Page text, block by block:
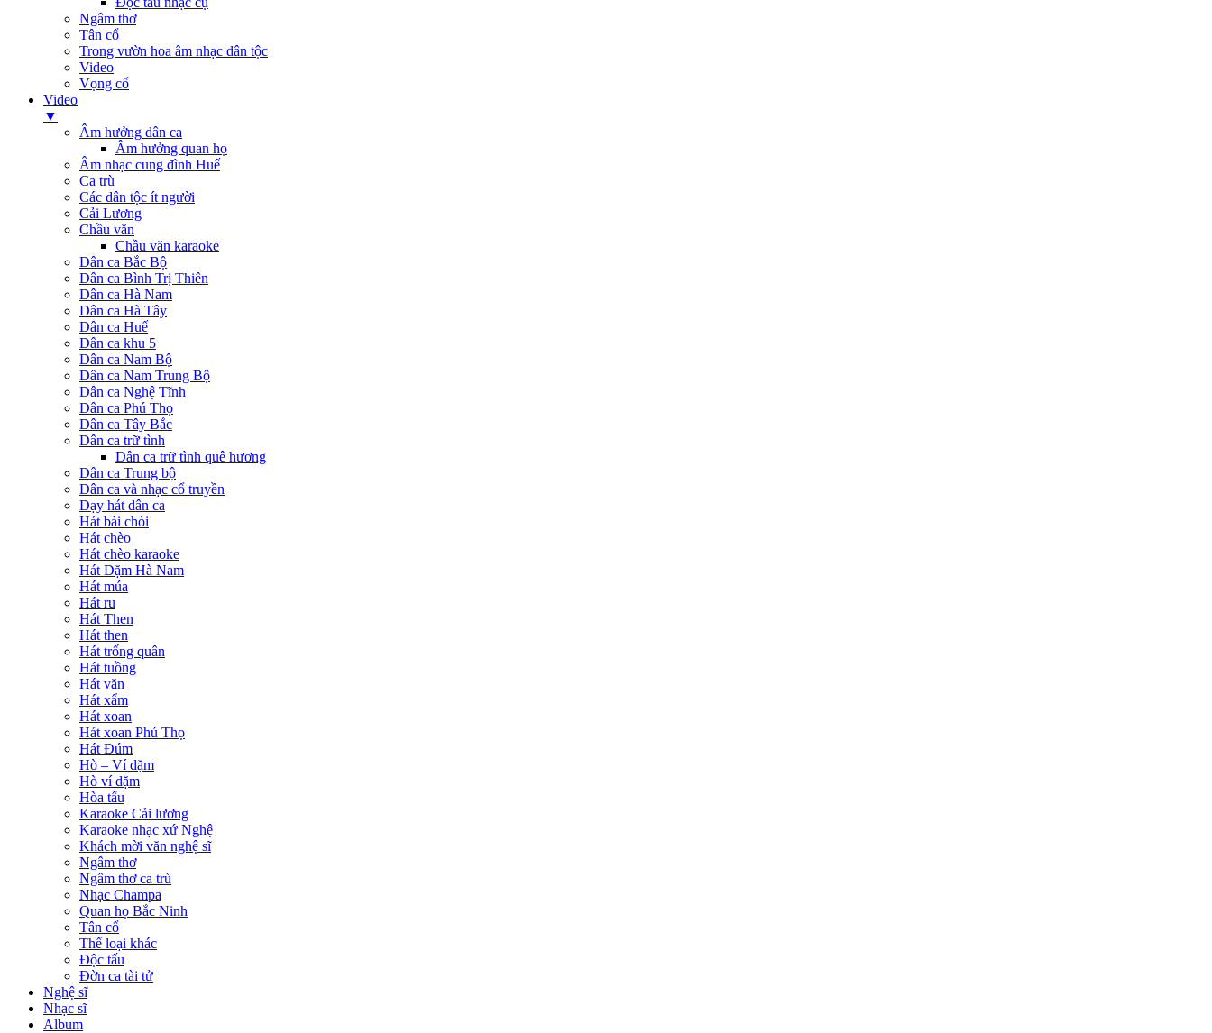
Ngâm thơ
Tân cổ
Trong vườn hoa âm nhạc dân tộc
Video
Vọng cổ
Video
▼
Âm hưởng dân ca
Âm hưởng quan họ
Âm nhạc cung đình Huế
Ca trù
Các dân tộc ít người
Cải Lương
Chầu văn
Chầu văn karaoke
Dân ca Bắc Bộ
Dân ca Bình Trị Thiên
Dân ca Hà Nam
Dân ca Hà Tây
Dân ca Huế
Dân ca khu 5
Dân ca Nam Bộ
Dân ca Nam Trung Bộ
Dân ca Nghệ Tĩnh
Dân ca Phú Thọ
Dân ca Tây Bắc
Dân ca trữ tình
Dân ca trữ tình quê hương
Dân ca Trung bộ
Dân ca và nhạc cổ truyền
Dạy hát dân ca
Hát bài chòi
Hát chèo
Hát chèo karaoke
Hát Dặm Hà Nam
Hát múa
Hát ru
Hát Then
Hát then
Hát trống quân
Hát tuồng
Hát văn
Hát xẩm
Hát xoan
Hát xoan Phú Thọ
Hát Đúm
Hò – Ví dặm
Hò ví dặm
Hòa tấu
Karaoke Cải lương
Karaoke nhạc xứ Nghệ
Khách mời văn nghệ sĩ
Ngâm thơ
Ngâm thơ ca trù
Nhạc Champa
Quan họ Bắc Ninh
Tân cổ
Thể loại khác
Độc tấu
Đờn ca tài tử
Nghệ sĩ
Nhạc sĩ
Album